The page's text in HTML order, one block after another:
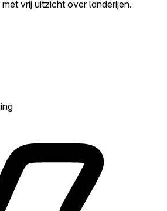
vrij uitzicht over landerijen.